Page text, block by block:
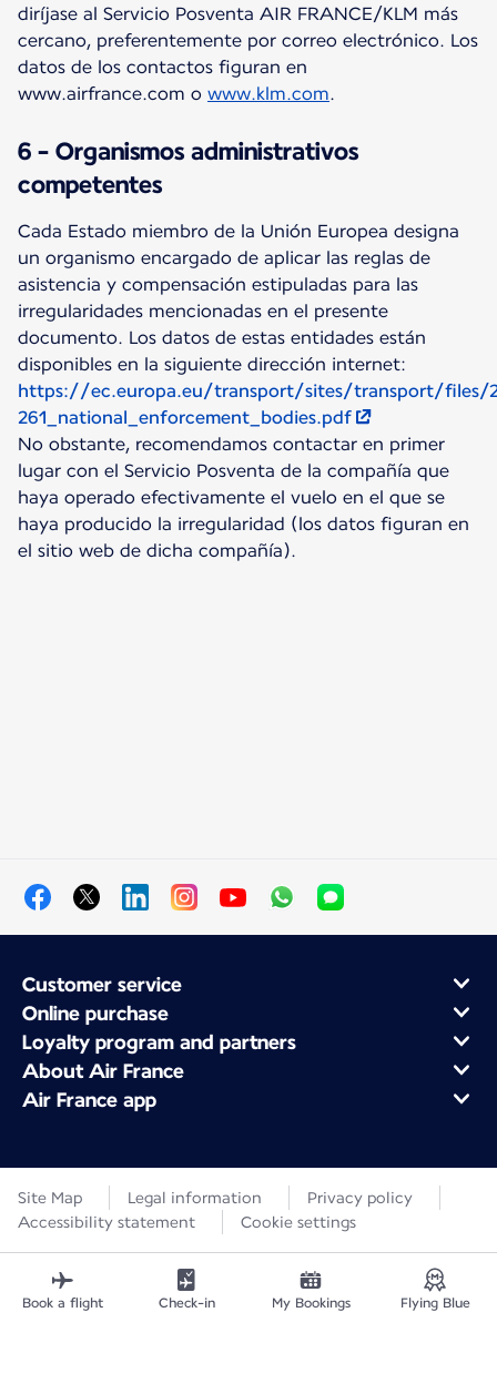
diríjase al Servicio Posventa AIR FRANCE/KLM más
cercano, preferentemente por correo electrónico. Los
datos de los contactos figuran en
www.airfrance.com o www.klm.com.
6 - Organismos administrativos
competentes
Cada Estado miembro de la Unión Europea designa
un organismo encargado de aplicar las reglas de
asistencia y compensación estipuladas para las
irregularidades mencionadas en el presente
documento. Los datos de estas entidades están
https://ec.europa.eu/transport/sites/transport/files/
261_national_enforcement_bodies.pdf
No obstante, recomendamos contactar en primer
lugar con el Servicio Posventa de la compañía que
haya operado efectivamente el vuelo en el que se
haya producido la irregularidad (los datos figuran en
el sitio web de dicha compañía).
Customer service
Online purchase
Loyalty program and partners
About Air France
Air France app
Site Map Legal information
Privacy policy
Accessibility statement
Cookie settings
Book a flight Check-in My Bookings Flying Blue